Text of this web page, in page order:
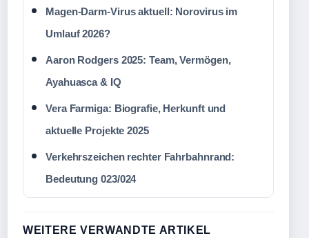
Magen-Darm-Virus aktuell: Norovirus im
Umlauf 2026?
Aaron Rodgers 2025: Team, Vermögen,
Ayahuasca & IQ
Vera Farmiga: Biografie, Herkunft und
aktuelle Projekte 2025
Verkehrszeichen rechter Fahrbahnrand:
Bedeutung 023/024
WEITERE VERWANDTE ARTIKEL